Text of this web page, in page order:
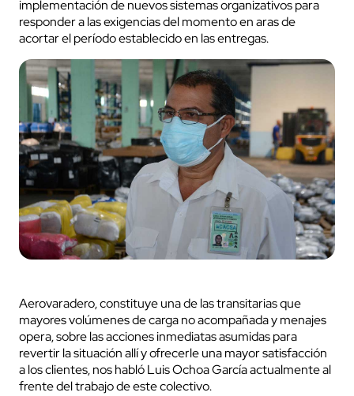
implementación de nuevos sistemas organizativos para
responder a las exigencias del momento en aras de
acortar el período establecido en las entregas.
Aerovaradero, constituye una de las transitarias que
mayores volúmenes de carga no acompañada y menajes
opera, sobre las acciones inmediatas asumidas para
revertir la situación allí y ofrecerle una mayor satisfacción
a los clientes, nos habló Luis Ochoa García actualmente al
frente del trabajo de este colectivo.